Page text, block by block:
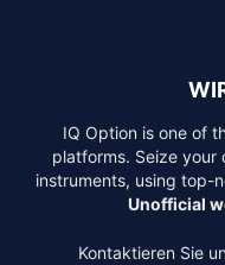
IQ Option is one of
platforms. Seize
instruments, using top-
Unofficial
Kontaktieren Sie